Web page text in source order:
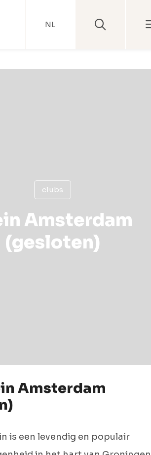
NL
clubs
Amsterdam
(gesloten)
Amsterdam
is een levendig en populair